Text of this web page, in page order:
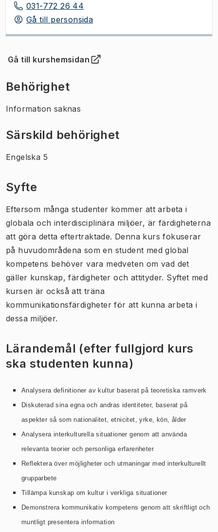
031-772 26 44
Gå till personsida
Gå till kurshemsidan
(Öppnas i ny flik)
Behörighet
Information saknas
Särskild behörighet
Engelska 5
Syfte
Eftersom många studenter kommer att arbeta i
globala och interdisciplinära miljöer, är färdigheterna
att göra detta eftertraktade. Denna kurs fokuserar
på huvudområdena som en student med global
kompetens behöver vara medveten om vad det
gäller kunskap, färdigheter och attityder. Syftet med
kursen är också att träna
kommunikationsfärdigheter för att kunna arbeta i
dessa miljöer.
Lärandemål (efter fullgjord kurs
ska studenten kunna)
Analysera definitioner av kultur baserat på teoretiska ramverk
Diskuterad sina egna och andras identiteter, baserat på
aspekter så som nationalitet, etnicitet, yrke, kön, ålder
Analysera interkulturella situationer genom att använda
relevanta teorier och personliga erfarenheter
Reflektera över möjligheter och utmaningar med interkulturellt
grupparbete
Tillämpa kunskap om kultur i verkliga situationer
Demonstrera kommunikativ kompetens genom att skriftligt och
muntligt presentera information